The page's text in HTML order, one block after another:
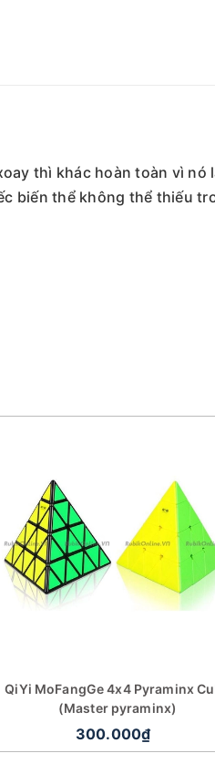
thì khác hoàn toàn vì nó
biến thể không thể thiếu
QiYi MoFangGe 4x4 Pyraminx
(Master pyraminx)
300.000₫